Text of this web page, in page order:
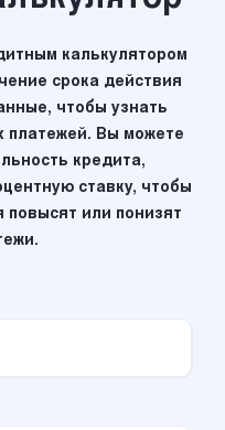
калькулятором
срока действия
чтобы узнать
платежей. Вы можете
кредита,
ставку, чтобы
повысят или понизят